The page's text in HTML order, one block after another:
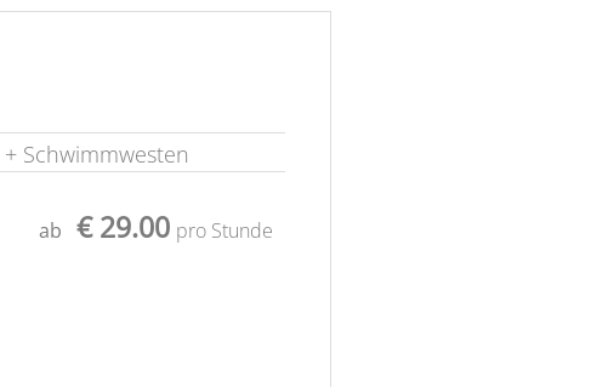
+ Schwimmwesten
ab € 29.00 pro Stunde